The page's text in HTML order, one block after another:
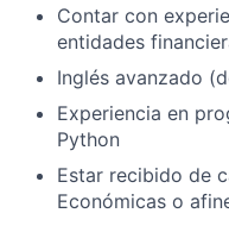
Contar con
entidades
Inglés avanzado
Experiencia en
Python
Estar recibido de
Económicas o